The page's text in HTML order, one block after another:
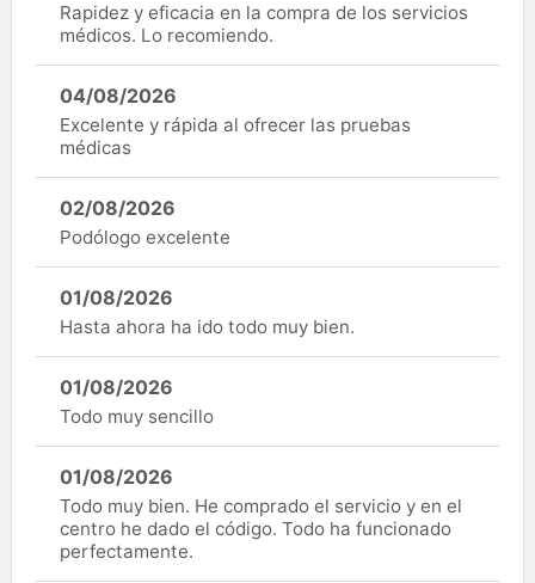
Rapidez y eficacia en la compra de los servicios
médicos. Lo recomiendo.
04/08/2026
Excelente y rápida al ofrecer las pruebas
médicas
02/08/2026
Podólogo excelente
01/08/2026
Hasta ahora ha ido todo muy bien.
01/08/2026
Todo muy sencillo
01/08/2026
Todo muy bien. He comprado el servicio y en el
centro he dado el código. Todo ha funcionado
perfectamente.